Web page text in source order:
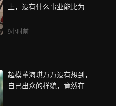
上，没有什么事业能比为孩
9小时前
超模董海琪万万没有想到，
自己出众的样貌，竟然在一